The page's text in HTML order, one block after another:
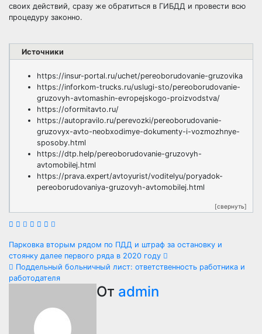
своих действий, сразу же обратиться в ГИБДД и провести всю
процедуру законно.
Источники
https://insur-portal.ru/uchet/pereoborudovanie-gruzovika
https://inforkom-trucks.ru/uslugi-sto/pereoborudovanie-
gruzovyh-avtomashin-evropejskogo-proizvodstva/
https://oformitavto.ru/
https://autopravilo.ru/perevozki/pereoborudovanie-
gruzovyx-avto-neobxodimye-dokumenty-i-vozmozhnye-
sposoby.html
https://dtp.help/pereoborudovanie-gruzovyh-
avtomobilej.html
https://prava.expert/avtoyurist/voditelyu/poryadok-
pereoborudovaniya-gruzovyh-avtomobilej.html
[свернуть]
Навигация
по
Парковка вторым рядом по ПДД и штраф за остановку и
стоянку далее первого ряда в 2020 году
Поддельный больничный лист: ответственность работника и
работодателя
От admin